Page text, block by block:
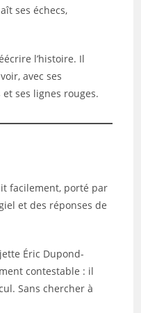
ses échecs,
l’histoire. Il
avec ses
ses lignes rouges.
facilement, porté par
et des réponses de
Éric Dupond-
contestable : il
Sans chercher à